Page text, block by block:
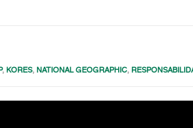
, KORES, NATIONAL GEOGRAPHIC,